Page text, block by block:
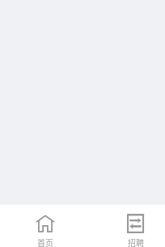
首页 招聘